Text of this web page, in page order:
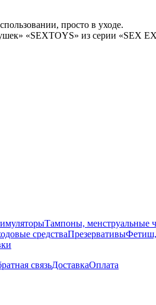
просто в уходе.
«SEXTOYS» из серии
Тампоны, менструальные
средстваПрезервативы
связьДоставкаОплата